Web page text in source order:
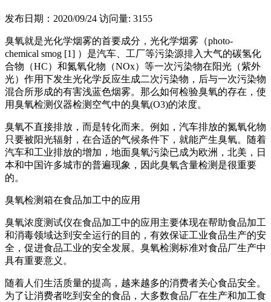
发布日期：2020/09/24 访问量: 3155
臭氧就是光化学烟雾的首要成分，光化学烟雾（photo-
chemical smog [1] ）是汽车、工厂等污染源排入大气的碳氢化
合物（HC）和氮氧化物（NOx）等一次污染物在阳光（紫外
光）作用下发生光化学反应生成二次污染物，后与一次污染物
混合所形成的有害浅蓝色烟雾。那么如何检验臭氧的存在，使
用臭氧检测仪器检测空气中的臭氧(O3)的浓度。
臭氧不直接排放，而是转化而来。例如，汽车排放的氮氧化物
只要被阳光辐射，在合适的气候条件下，就能产生臭氧。随着
汽车和工业排放的增加，地面臭氧污染已成为欧洲，北美，日
本和中国许多城市的普遍现象，因此臭氧含量检测是很重要
的。
臭氧检测箱在食品加工中的应用
臭氧浓度测试仪在食品加工中的应用主要体现在帮助食品加工
和消毒领域达到安全运行的目的，有效保证工业食品生产的安
全，促进食品工业的安全发展。臭氧检测标准对食品厂生产中
具有重要意义。
随着人们生活质量的提高，越来越多的消费者关心食品安全。
为了让消费者吃到安全的食品，大多数食品厂在生产和加工食